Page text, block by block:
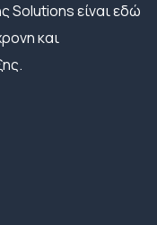
Solutions είναι εδώ
και